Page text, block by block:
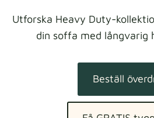
Utforska Heavy Duty-
din soffa med långvarig
Beställ